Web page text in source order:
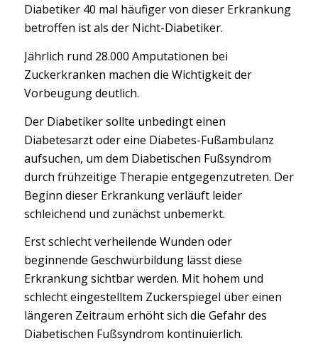
Diabetiker 40 mal häufiger von dieser Erkrankung
betroffen ist als der Nicht-Diabetiker.
Jährlich rund 28.000 Amputationen bei
Zuckerkranken machen die Wichtigkeit der
Vorbeugung deutlich.
Der Diabetiker sollte unbedingt einen
Diabetesarzt oder eine Diabetes-Fußambulanz
aufsuchen, um dem Diabetischen Fußsyndrom
durch frühzeitige Therapie entgegenzutreten. Der
Beginn dieser Erkrankung verläuft leider
schleichend und zunächst unbemerkt.
Erst schlecht verheilende Wunden oder
beginnende Geschwürbildung lässt diese
Erkrankung sichtbar werden. Mit hohem und
schlecht eingestelltem Zuckerspiegel über einen
längeren Zeitraum erhöht sich die Gefahr des
Diabetischen Fußsyndrom kontinuierlich.